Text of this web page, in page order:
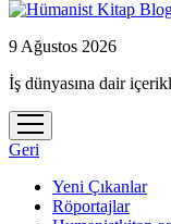
9 Ağustos 2026
İş dünyasına dair
menüyü
aç
Geri
Yeni Çıkanlar
Röportajlar